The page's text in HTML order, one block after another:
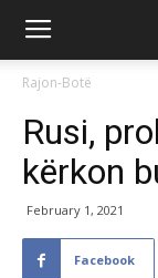
Rajon-Botë
Rusi,
kërkon
February 1, 2021
Facebook